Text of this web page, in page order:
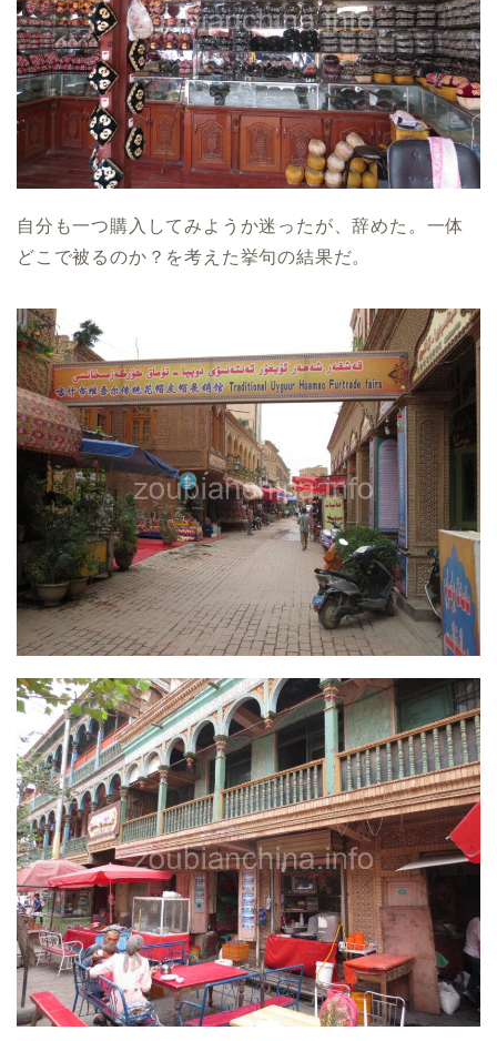
自分も一つ購入してみようか迷ったが、辞めた。一体
どこで被るのか？を考えた挙句の結果だ。